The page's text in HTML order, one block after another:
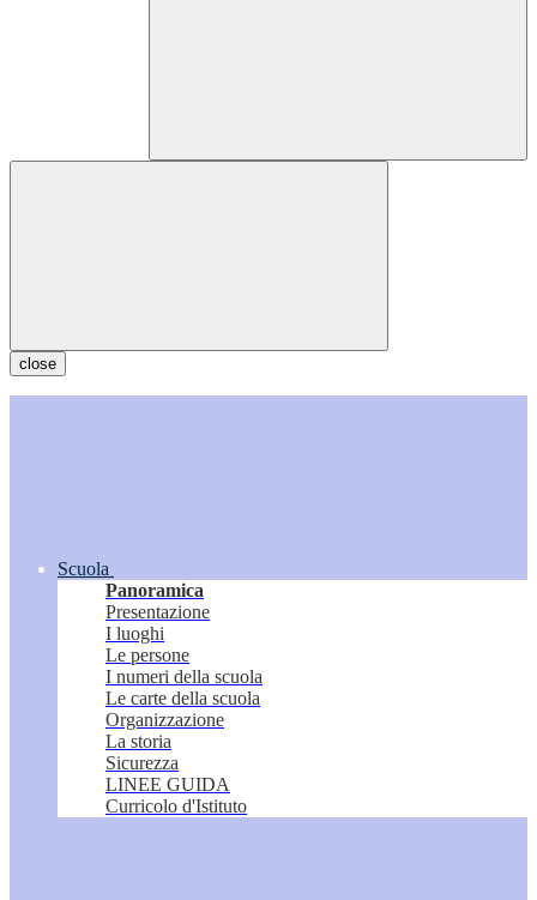
close
Scuola
Panoramica
Presentazione
I luoghi
Le persone
I numeri della scuola
Le carte della scuola
Organizzazione
La storia
Sicurezza
LINEE GUIDA
Curricolo d'Istituto